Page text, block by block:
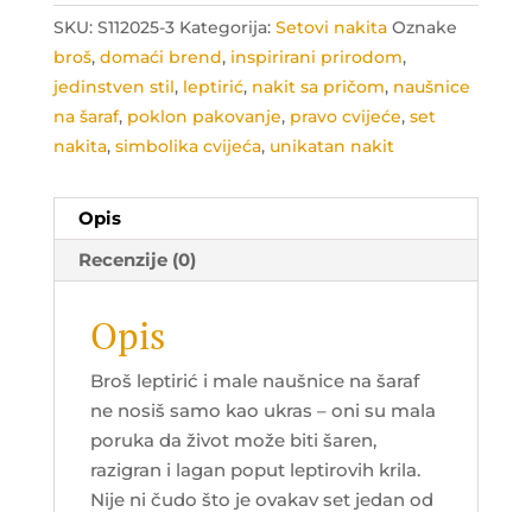
SKU: S112025-3 Kategorija: Setovi nakita Oznake
broš, domaći brend, inspirirani prirodom,
jedinstven stil, leptirić, nakit sa pričom, naušnice
na šaraf, poklon pakovanje, pravo cvijeće, set
nakita, simbolika cvijeća, unikatan nakit
Opis
Recenzije (0)
Opis
Broš leptirić i male naušnice na šaraf
ne nosiš samo kao ukras – oni su mala
poruka da život može biti šaren,
razigran i lagan poput leptirovih krila.
Nije ni čudo što je ovakav set jedan od